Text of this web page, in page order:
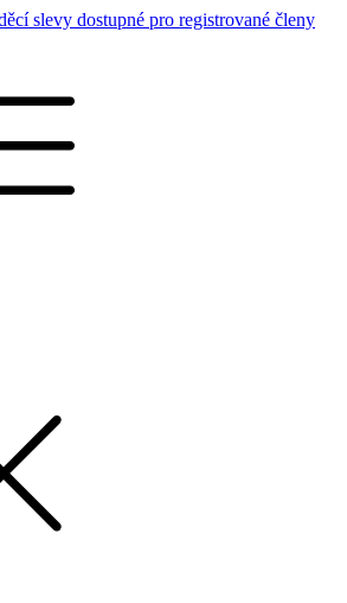
slevy dostupné pro registrované členy